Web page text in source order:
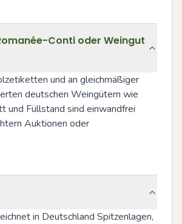
Conti oder Weingut
und an gleichmäßiger
deutschen Weingütern wie
und Füllstand sind einwandfrei
Auktionen oder
in Deutschland Spitzenlagen,